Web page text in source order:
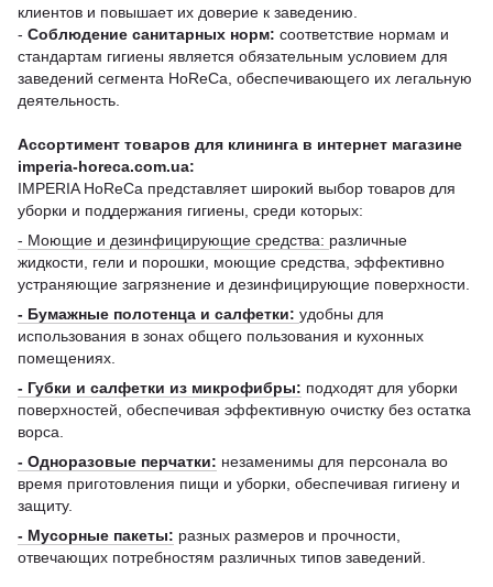
клиентов и повышает их доверие к заведению.
- Соблюдение санитарных норм: соответствие нормам и
стандартам гигиены является обязательным условием для
заведений сегмента HoReCa, обеспечивающего их легальную
деятельность.
Ассортимент товаров для клининга в интернет магазине
imperia-horeca.com.ua:
IMPERIA HoReCa представляет широкий выбор товаров для
уборки и поддержания гигиены, среди которых:
- Моющие и дезинфицирующие средства: различные
жидкости, гели и порошки, моющие средства, эффективно
устраняющие загрязнение и дезинфицирующие поверхности.
- Бумажные полотенца и салфетки: удобны для
использования в зонах общего пользования и кухонных
помещениях.
- Губки и салфетки из микрофибры: подходят для уборки
поверхностей, обеспечивая эффективную очистку без остатка
ворса.
- Одноразовые перчатки: незаменимы для персонала во
время приготовления пищи и уборки, обеспечивая гигиену и
защиту.
- Мусорные пакеты: разных размеров и прочности,
отвечающих потребностям различных типов заведений.